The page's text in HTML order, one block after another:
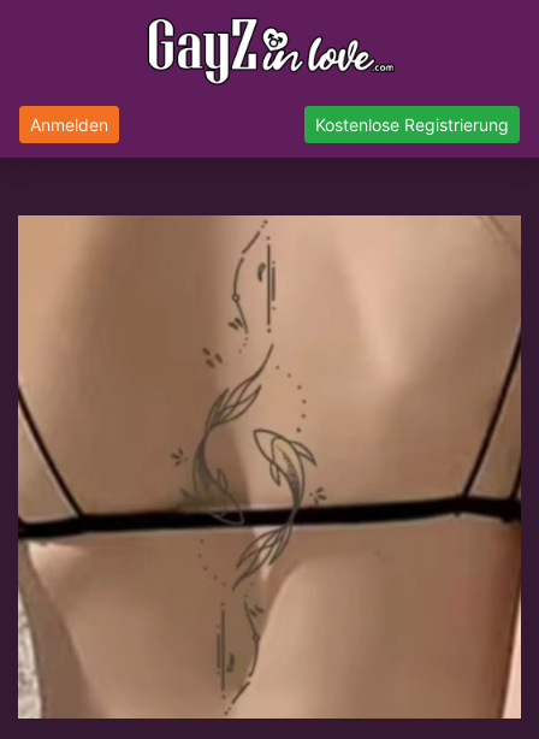
Anmelden Kostenlose Registrierung